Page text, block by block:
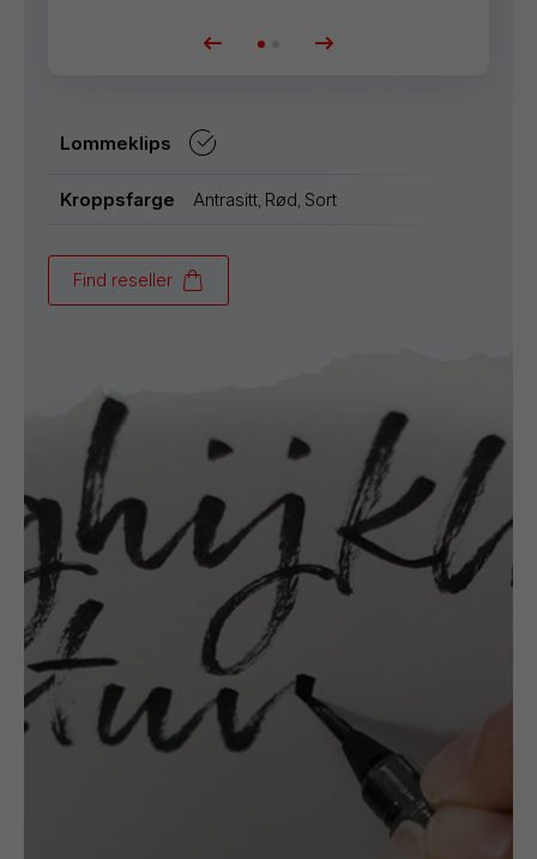
Lommeklips
Kroppsfarge Antrasitt Rød Sort
Find reseller